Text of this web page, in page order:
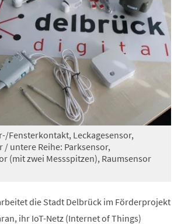
Fensterkontakt, Leckagesensor,
/ untere Reihe: Parksensor,
(mit zwei Messspitzen), Raumsensor
die Stadt Delbrück im Förderprojekt
ihr IoT-Netz (Internet of Things)